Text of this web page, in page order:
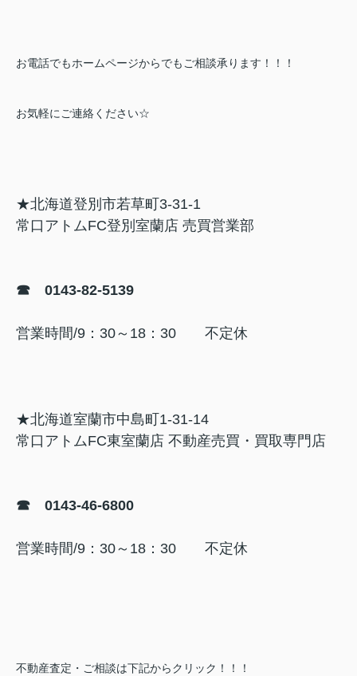
お電話でもホームページからでもご相談承ります！！！
お気軽にご連絡ください☆
★北海道登別市若草町3-31-1
常口アトムFC登別室蘭店 売買営業部
☎ 0143-82-5139
営業時間/9：30～18：30 不定休
★北海道室蘭市中島町1-31-14
常口アトムFC東室蘭店 不動産売買・買取専門店
☎ 0143-46-6800
営業時間/9：30～18：30 不定休
不動産査定・ご相談は下記からクリック！！！